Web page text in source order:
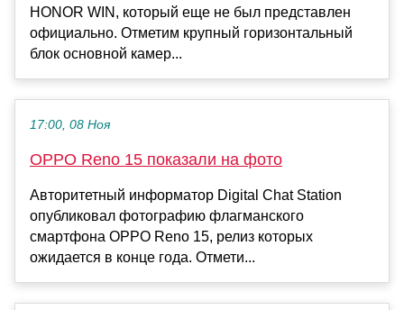
HONOR WIN, который еще не был представлен
официально. Отметим крупный горизонтальный
блок основной камер...
17:00, 08 Ноя
OPPO Reno 15 показали на фото
Авторитетный информатор Digital Chat Station
опубликовал фотографию флагманского
смартфона OPPO Reno 15, релиз которых
ожидается в конце года. Отмети...